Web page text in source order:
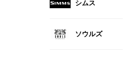
シムス
ソウルズ